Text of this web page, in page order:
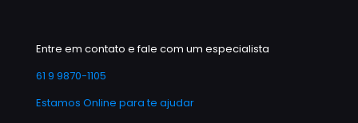
Entre em contato e fale com um especialista
61 9 9870-1105
Estamos Online para te ajudar